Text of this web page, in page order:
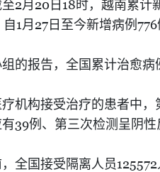
2月 20 日 18时，越南累计
1月 27 日至今新增病例 776
的报告，全国累计治愈病
机构接受治疗的患者中
39例、第三次检测呈阴性
全国接受隔离人员125572